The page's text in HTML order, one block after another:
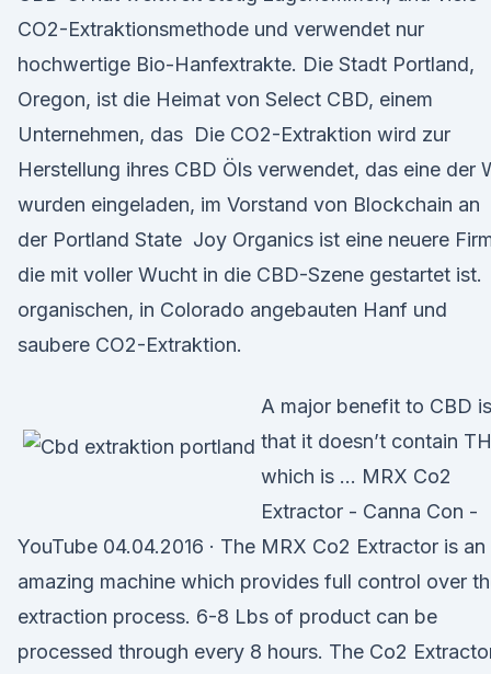
CO2-Extraktionsmethode und verwendet nur
hochwertige Bio-Hanfextrakte. Die Stadt Portland,
Oregon, ist die Heimat von Select CBD, einem
Unternehmen, das Die CO2-Extraktion wird zur
Herstellung ihres CBD Öls verwendet, das eine der
wurden eingeladen, im Vorstand von Blockchain an
der Portland State Joy Organics ist eine neuere
die mit voller Wucht in die CBD-Szene gestartet ist.
organischen, in Colorado angebauten Hanf und
saubere CO2-Extraktion.
A major benefit to CBD is
that it doesn’t contain
which is … MRX Co2
Extractor - Canna Con -
YouTube 04.04.2016 · The MRX Co2 Extractor is an
amazing machine which provides full control over
extraction process. 6-8 Lbs of product can be
processed through every 8 hours. The Co2